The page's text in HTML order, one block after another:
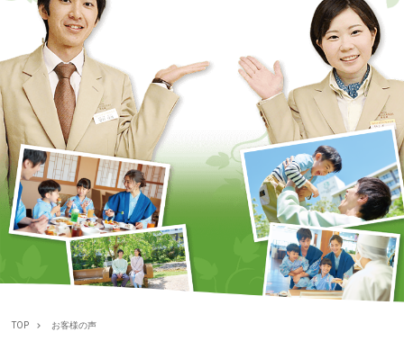
TOP お客様の声